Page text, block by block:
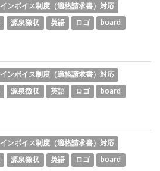
インボイス制度（適格請求書）対応
源泉徴収 英語 ロゴ board
インボイス制度（適格請求書）対応
源泉徴収 英語 ロゴ board
インボイス制度（適格請求書）対応
源泉徴収 英語 ロゴ board